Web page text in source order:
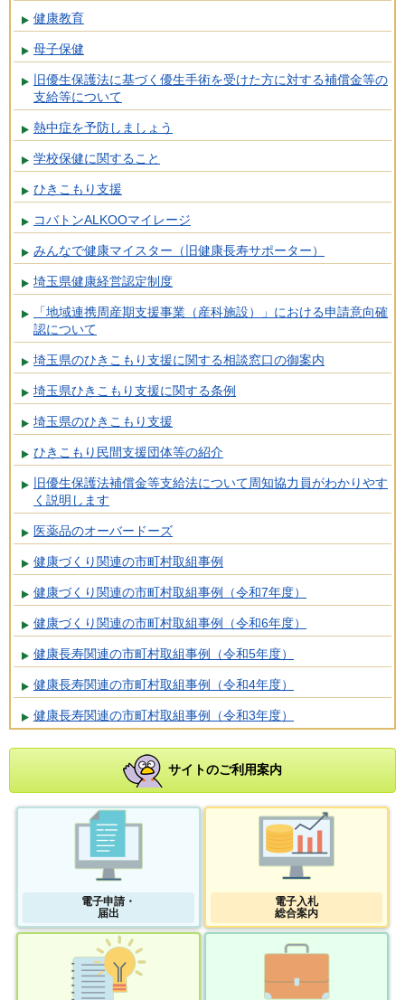
健康教育
母子保健
旧優生保護法に基づく優生手術を受けた方に対する補償金等の
支給等について
熱中症を予防しましょう
学校保健に関すること
ひきこもり支援
コバトンALKOOマイレージ
みんなで健康マイスター（旧健康長寿サポーター）
埼玉県健康経営認定制度
「地域連携周産期支援事業（産科施設）」における申請意向確
認について
埼玉県のひきこもり支援に関する相談窓口の御案内
埼玉県ひきこもり支援に関する条例
埼玉県のひきこもり支援
ひきこもり民間支援団体等の紹介
旧優生保護法補償金等支給法について周知協力員がわかりやす
く説明します
医薬品のオーバードーズ
健康づくり関連の市町村取組事例
健康づくり関連の市町村取組事例（令和7年度）
健康づくり関連の市町村取組事例（令和6年度）
健康長寿関連の市町村取組事例（令和5年度）
健康長寿関連の市町村取組事例（令和4年度）
健康長寿関連の市町村取組事例（令和3年度）
サイトのご利用案内
電子申請・
届出
電子入札
総合案内